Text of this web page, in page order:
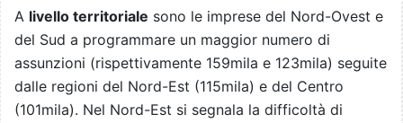
A livello territoriale sono le imprese del Nord-Ovest e
del Sud a programmare un maggior numero di
assunzioni (rispettivamente 159mila e 123mila) seguite
dalle regioni del Nord-Est (115mila) e del Centro
(101mila). Nel Nord-Est si segnala la difficoltà di